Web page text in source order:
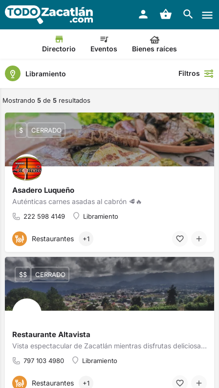
Directorio Eventos Bienes raíces
Libramiento Filtros
Mostrando 5 de 5 resultados
Asadero Luqueño
Auténticas carnes asadas al cabrón 🥩🔥
222 598 4149 Libramiento
$ CERRADO
Restaurantes +1
Restaurante Altavista
Vista espectacular de Zacatlán mientras disfrutas deliciosa comida mexicana. 🌄🍽️
797 103 4980 Libramiento
$$ CERRADO
Restaurantes +1